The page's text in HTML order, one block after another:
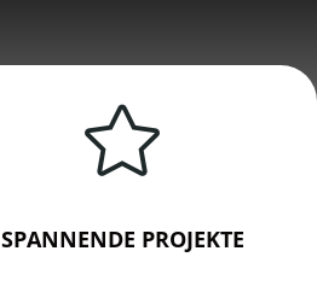

SPANNENDE PROJEKTE